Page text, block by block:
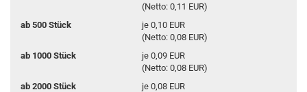
(Netto: 0,11 EUR)
ab 500 Stück
je 0,10 EUR
(Netto: 0,08 EUR)
ab 1000 Stück
je 0,09 EUR
(Netto: 0,08 EUR)
ab 2000 Stück
je 0,08 EUR